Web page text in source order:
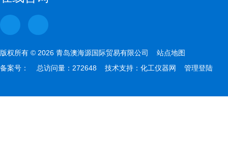
版权所有 © 2026 青岛澳海源国际贸易有限公司 站点地图
备案号：
总访问量：272648 技术支持： 化工仪器网 管理登陆